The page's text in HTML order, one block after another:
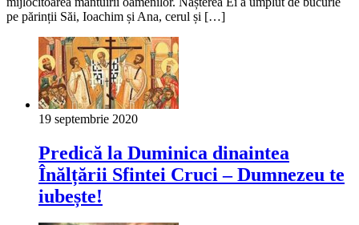
pe părinții Săi, Ioachim și Ana, cerul și […]
19 septembrie 2020
Predică la Duminica dinaintea
Înălțării Sfintei Cruci – Dumnezeu te
iubește!